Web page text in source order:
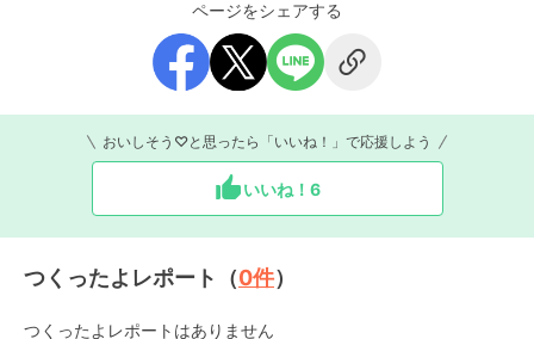
ページをシェアする
おいしそう♡と思ったら「いいね！」で応援しよう
いいね！ 6
つくったよレポート（0件）
つくったよレポートはありません